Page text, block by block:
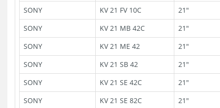
SONY
KV 21 FV 10C
21"
SONY
KV 21 MB 42C
21"
SONY
KV 21 ME 42
21"
SONY
KV 21 SB 42
21"
SONY
KV 21 SE 42C
21"
SONY
KV 21 SE 82C 21"